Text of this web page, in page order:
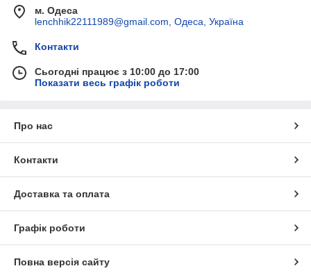
м. Одеса
lenchhik22111989@gmail.com, Одеса, Україна
Контакти
Сьогодні працює з 10:00 до 17:00
Показати весь графік роботи
Про нас
Контакти
Доставка та оплата
Графік роботи
Повна версія сайту